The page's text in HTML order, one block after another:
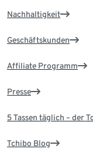
Nachhaltigkeit
Geschäftskunden
Affiliate Programm
Presse
5 Tassen täglich – der
Tchibo Blog